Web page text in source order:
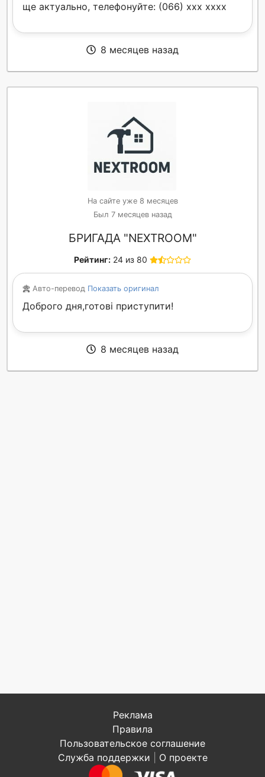
ще актуально, телефонуйте: (066) xxx xxxx
8 месяцев назад
На сайте уже 8 месяцев
Был 7 месяцев назад
БРИГАДА "NEXTROOM"
Рейтинг: 24 из 80
Авто-перевод Показать оригинал
Доброго дня,готові приступити!
8 месяцев назад
Реклама
Правила
Пользовательское соглашение
Служба поддержки
О проекте